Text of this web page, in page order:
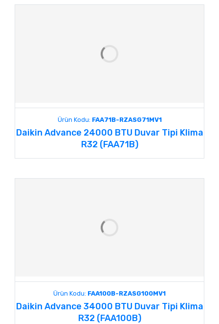
Ürün Kodu: FAA71B-RZASG71MV1
Daikin Advance 24000 BTU Duvar Tipi Klima
R32 (FAA71B)
Ürün Kodu: FAA100B-RZASG100MV1
Daikin Advance 34000 BTU Duvar Tipi Klima
R32 (FAA100B)